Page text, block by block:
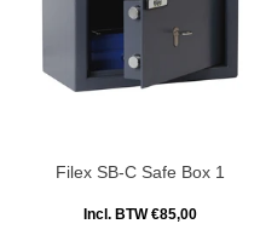
Filex SB-C Safe Box 1
Incl. BTW €85,00